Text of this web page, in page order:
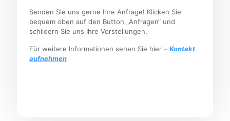
Senden Sie uns gerne Ihre Anfrage! Klicken Sie
bequem oben auf den Button „Anfragen“ und
schildern Sie uns Ihre Vorstellungen.
Für weitere Informationen sehen Sie hier –Kontakt
aufnehmen